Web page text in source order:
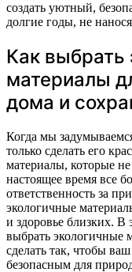
создать уютный,
долгие годы, не
Как выбрать
материалы
дома и
Когда мы
только сделать его
материалы, которые
настоящее время все
ответственность за
экологичные
и здоровье близких. В
выбрать экологичные
сделать так, чтобы
безопасным для